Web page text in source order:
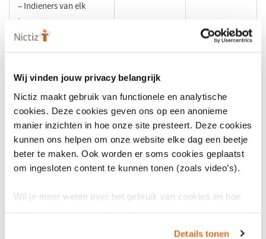
Wij vinden jouw privacy belangrijk
Nictiz maakt gebruik van functionele en analytische
cookies. Deze cookies geven ons op een anonieme
manier inzichten in hoe onze site presteert. Deze cookies
kunnen ons helpen om onze website elke dag een beetje
beter te maken. Ook worden er soms cookies geplaatst
om ingesloten content te kunnen tonen (zoals video’s).
Wil je meer weten over het gebruik van cookies en hoe
Details tonen
– Indieners van elk
issue en
– Architectuurteam-
Voor Publicatie:
afronding verwerken
commentaar van:
– Indieners van elk
– Architectuurteam-
– Uit openbare
N.v.t. (want
Publicatie)
N.v.t. (want
pre-
Publicatie)